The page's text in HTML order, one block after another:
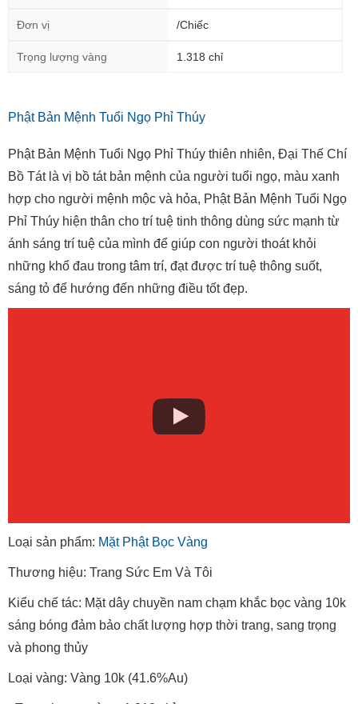
Đơn vị /Chiếc
Trọng lượng vàng 1.318 chỉ
Phật Bản Mệnh Tuổi Ngọ Phỉ Thúy
Phật Bản Mệnh Tuổi Ngọ Phỉ Thúy thiên nhiên, Đại Thế Chí
Bồ Tát là vị bồ tát bản mệnh của người tuổi ngọ, màu xanh
hợp cho người mệnh mộc và hỏa, Phật Bản Mệnh Tuổi Ngọ
Phỉ Thúy hiện thân cho trí tuệ tinh thông dùng sức mạnh từ
ánh sáng trí tuệ của mình để giúp con người thoát khỏi
những khổ đau trong tâm trí, đạt được trí tuệ thông suốt,
sáng tỏ để hướng đến những điều tốt đẹp.
Loại sản phẩm: Mặt Phật Bọc Vàng
Thương hiệu: Trang Sức Em Và Tôi
Kiểu chế tác: Mặt dây chuyền nam chạm khắc bọc vàng 10k
sáng bóng đảm bảo chất lượng hợp thời trang, sang trọng
và phong thủy
Loại vàng: Vàng 10k (41.6%Au)